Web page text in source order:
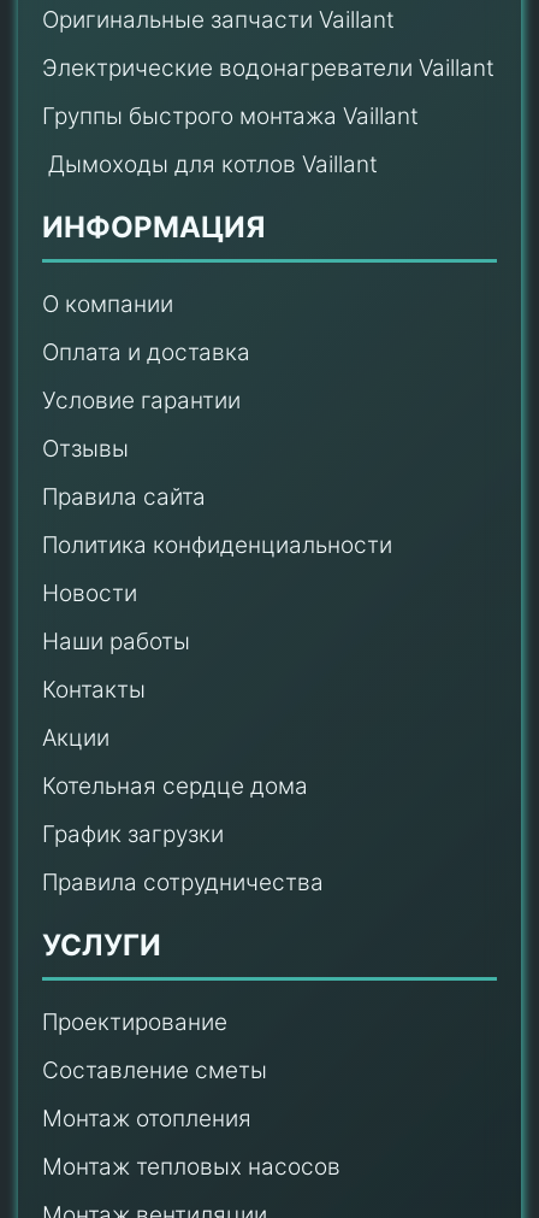
Оригинальные запчасти Vaillant
Электрические водонагреватели Vaillant
Группы быстрого монтажа Vaillant
Дымоходы для котлов Vaillant
ИНФОРМАЦИЯ
О компании
Оплата и доставка
Условие гарантии
Отзывы
Правила сайта
Политика конфиденциальности
Новости
Наши работы
Контакты
Акции
Котельная сердце дома
График загрузки
Правила сотрудничества
УСЛУГИ
Проектирование
Составление сметы
Монтаж отопления
Монтаж тепловых насосов